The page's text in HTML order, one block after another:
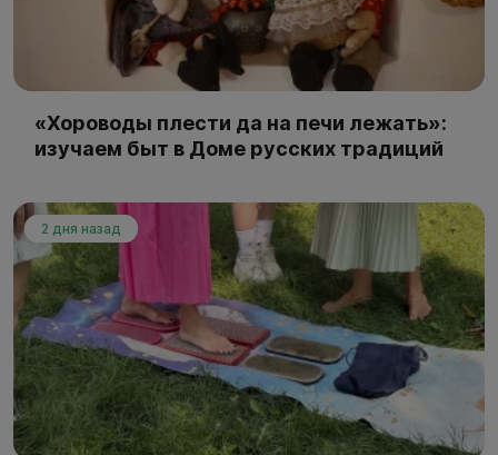
«Хороводы плести да на печи лежать»:
изучаем быт в Доме русских традиций
2 дня назад